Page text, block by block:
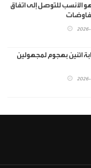
الأنسب للتوصل إلى اتفاق
اثنين بهجوم لمجهولين